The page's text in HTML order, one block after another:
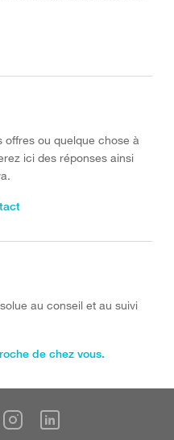
offres ou quelque chose à
ici des réponses ainsi
au conseil et au suivi
de chez vous.